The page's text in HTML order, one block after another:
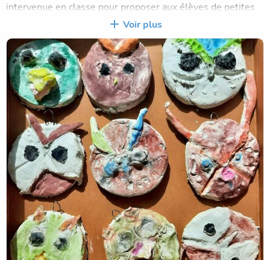
intervenue en classe pour proposer aux élèves de petites
expériences scientifiques. Manipuler, observer, se poser
des questions : chacun a pu entrer concrètement dans une
démarche scientifique, en apprenant par l’expérimentation
et l’échange.
Le 16 janvier, les élèves ont poursuivi leurs explorations
au musée de la Marine. Cette visite leur a permis de
découvrir le monde maritime, son histoire et ses enjeux,
tout en développant leur sens de l’observation et leur
curiosité.
Enfin, le 9 avril, la classe s’est rendue au musée de la
Chasse pour une visite thématique autour des animaux
nocturnes. Les élèves ont appris à mieux connaître ces
animaux fascinants, avant de prolonger leurs découvertes
lors d’un atelier créatif.
Cette dernière sortie a également été l’occasion de
partager un moment convivial : les élèves ont pique-niqué
dans un parc du centre de Paris, sous un temps presque
Voir plus